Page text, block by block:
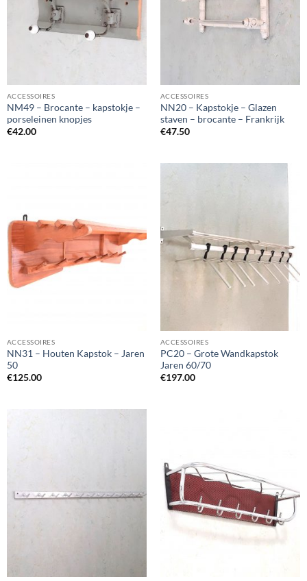
ACCESSOIRES
NM49 – Brocante – kapstokje –
porseleinen knopjes
€42.00
ACCESSOIRES
NN20 – Kapstokje – Glazen
staven – brocante – Frankrijk
€47.50
ACCESSOIRES
NN31 – Houten Kapstok – Jaren
50
€125.00
ACCESSOIRES
PC20 – Grote Wandkapstok
Jaren 60/70
€197.00